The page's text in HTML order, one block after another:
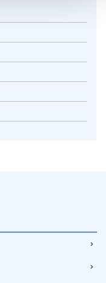
používame
používate naše
partnerom v
Títo partneri
s ďalšími
od vás získali,